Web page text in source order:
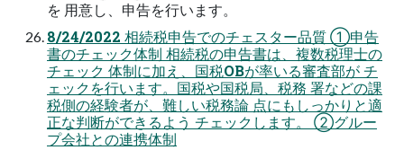
を 用意し、申告を行います。
8/24/2022 相続税申告でのチェスター品質 ①申告
書のチェック体制 相続税の申告書は、複数税理士の
チェック 体制に加え、国税OBが率いる審査部が チ
ェックを行います。国税や国税局、税務 署などの課
税側の経験者が、難しい税務論 点にもしっかりと適
正な判断ができるよう チェックします。 ②グルー
プ会社との連携体制